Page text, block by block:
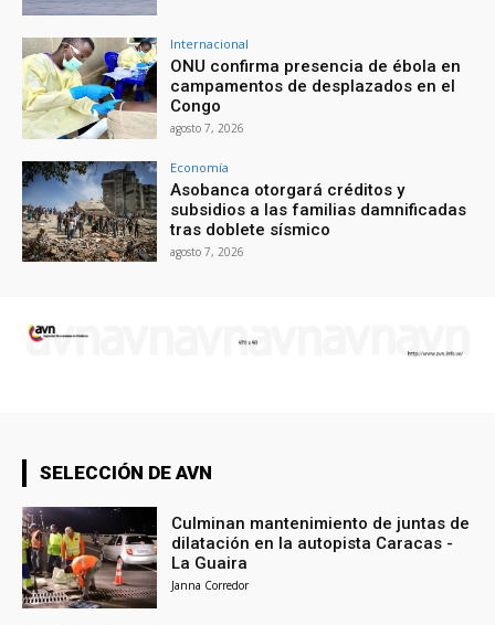
Internacional
ONU confirma presencia de ébola en
campamentos de desplazados en el
Congo
agosto 7, 2026
Economía
Asobanca otorgará créditos y
subsidios a las familias damnificadas
tras doblete sísmico
agosto 7, 2026
SELECCIÓN DE AVN
Culminan mantenimiento de juntas de
dilatación en la autopista Caracas -
La Guaira
Janna Corredor